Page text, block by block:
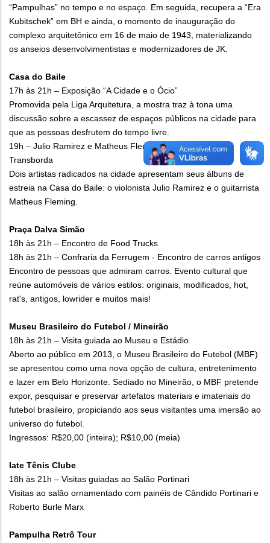
“Pampulhas” no tempo e no espaço. Em seguida, recupera a “Era
Kubitschek” em BH e ainda, o momento de inauguração do
complexo arquitetônico em 16 de maio de 1943, materializando
os anseios desenvolvimentistas e modernizadores de JK.
Casa do Baile
17h às 21h – Exposição “A Cidade e o Ócio”
Promovida pela Liga Arquitetura, a mostra traz à tona uma
discussão sobre a escassez de espaços públicos na cidade para
que as pessoas desfrutem do tempo livre.
19h – Julio Ramirez e Matheus Flemming – aquecimento
Transborda
Dois artistas radicados na cidade apresentam seus álbuns de
estreia na Casa do Baile: o violonista Julio Ramirez e o guitarrista
Matheus Fleming.
Praça Dalva Simão
18h às 21h – Encontro de Food Trucks
18h às 21h – Confraria da Ferrugem - Encontro de carros antigos
Encontro de pessoas que admiram carros. Evento cultural que
reúne automóveis de vários estilos: originais, modificados, hot,
rat's, antigos, lowrider e muitos mais!
Museu Brasileiro do Futebol / Mineirão
18h às 21h – Visita guiada ao Museu e Estádio.
Aberto ao público em 2013, o Museu Brasileiro do Futebol (MBF)
se apresentou como uma nova opção de cultura, entretenimento
e lazer em Belo Horizonte. Sediado no Mineirão, o MBF pretende
expor, pesquisar e preservar artefatos materiais e imateriais do
futebol brasileiro, propiciando aos seus visitantes uma imersão ao
universo do futebol.
Ingressos: R$20,00 (inteira); R$10,00 (meia)
Iate Tênis Clube
18h às 21h – Visitas guiadas ao Salão Portinari
Visitas ao salão ornamentado com painéis de Cândido Portinari e
Roberto Burle Marx
​Pampulha Retrô Tour